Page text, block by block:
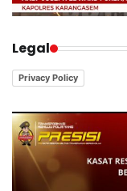
Legal
Privacy Policy